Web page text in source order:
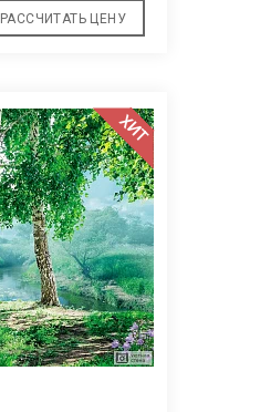
РАССЧИТАТЬ ЦЕНУ
ХИТ